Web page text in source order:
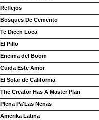
Reflejos
Bosques De Cemento
Te Dicen Loca
El Pillo
Encima del Boom
Cuida Este Amor
El Solar de California
The Creator Has A Master Plan
Plena Pa'Las Nenas
Amerika Latina